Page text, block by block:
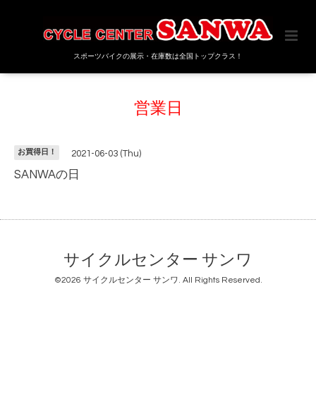
スポーツバイクの展示・在庫数は全国トップクラス！
営業日
お買得日！ 2021-06-03 (Thu)
SANWAの日
サイクルセンター サンワ
©2026 サイクルセンター サンワ. All Rights Reserved.